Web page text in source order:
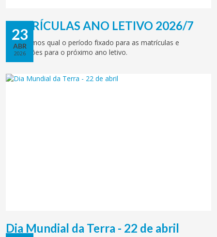
23
ABR
2026
MATRÍCULAS ANO LETIVO 2026/7
Informamos qual o período fixado para as matrículas e
renovações para o próximo ano letivo.
Dia Mundial da Terra - 22 de abril